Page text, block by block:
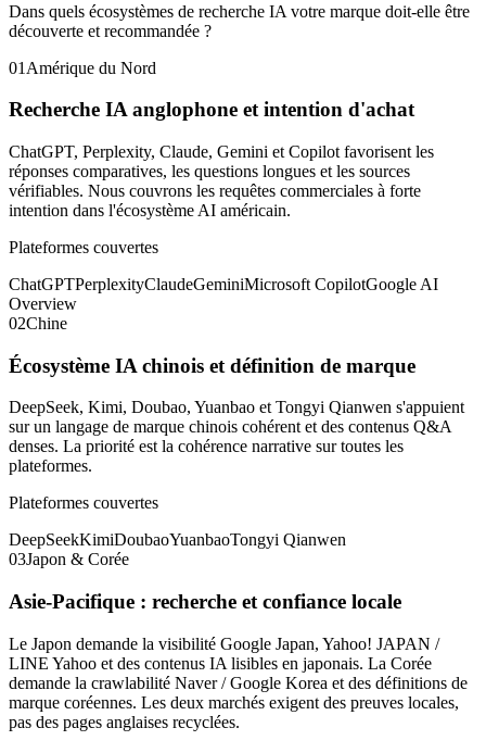
Dans quels écosystèmes de recherche IA votre marque doit-elle être
découverte et recommandée ?
01 Amérique du Nord
Recherche IA anglophone et intention d'achat
ChatGPT, Perplexity, Claude, Gemini et Copilot favorisent les
réponses comparatives, les questions longues et les sources
vérifiables. Nous couvrons les requêtes commerciales à forte
intention dans l'écosystème AI américain.
Plateformes couvertes
ChatGPTPerplexityClaudeGeminiMicrosoft CopilotGoogle AI
Overview
02Chine
Écosystème IA chinois et définition de marque
DeepSeek, Kimi, Doubao, Yuanbao et Tongyi Qianwen s'appuient
sur un langage de marque chinois cohérent et des contenus Q&A
denses. La priorité est la cohérence narrative sur toutes les
plateformes.
Plateformes couvertes
DeepSeekKimiDoubaoYuanbaoTongyi Qianwen
03Japon & Corée
Asie-Pacifique : recherche et confiance locale
Le Japon demande la visibilité Google Japan, Yahoo! JAPAN /
LINE Yahoo et des contenus IA lisibles en japonais. La Corée
demande la crawlabilité Naver / Google Korea et des définitions de
marque coréennes. Les deux marchés exigent des preuves locales,
pas des pages anglaises recyclées.